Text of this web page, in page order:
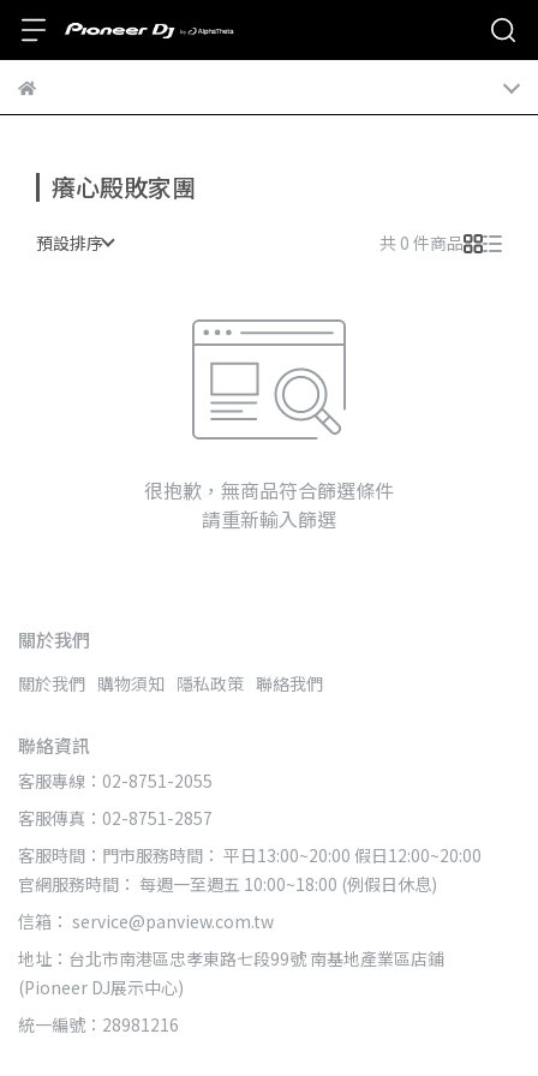
癢心殿敗家團
預設排序 共 0 件商品
很抱歉，無商品符合篩選條件
請重新輸入篩選
關於我們
關於我們 購物須知 隱私政策 聯絡我們
聯絡資訊
客服專線：02-8751-2055
客服傳真：02-8751-2857
客服時間：門市服務時間： 平日13:00~20:00 假日12:00~20:00
官網服務時間： 每週一至週五 10:00~18:00 (例假日休息)
信箱： service@panview.com.tw
地址：台北市南港區忠孝東路七段99號 南基地產業區店鋪
(Pioneer DJ展示中心)
統一編號：28981216